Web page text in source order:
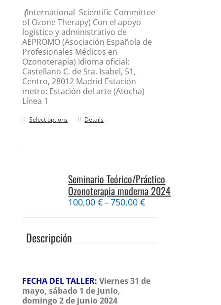
(International Scientific Committee
of Ozone Therapy) Con el apoyo
logístico y administrativo de
AEPROMO (Asociación Española de
Profesionales Médicos en
Ozonoterapia) Idioma oficial:
Castellano C. de Sta. Isabel, 51,
Centro, 28012 Madrid Estación
metro: Estación del arte (Atocha)
Línea 1
Select options Details
Seminario Teórico/Práctico
Ozonoterapia moderna 2024
100,00€–750,00€
Descripción
FECHA DEL TALLER: Viernes 31 de
mayo, sábado 1 de Junio,
domingo 2 de junio 2024